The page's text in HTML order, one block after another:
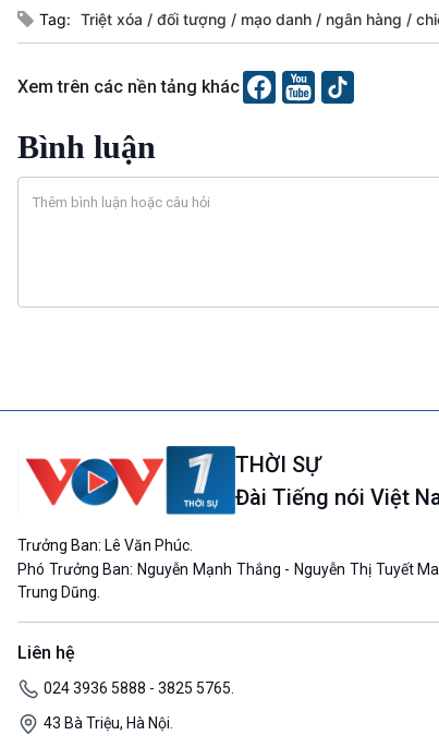
Tag: Triệt xóa đối tượng mạo danh ngân hàng
Xem trên các nền tảng khác
Bình luận
THỜI SỰ
Đài Tiếng nói Việt
Trưởng Ban: Lê Văn Phúc.
Phó Trưởng Ban: Nguyễn Mạnh Thắng - Nguyễn Thị Tuyết
Trung Dũng.
Liên hệ
024 3936 5888 - 3825 5765.
43 Bà Triệu, Hà Nội.